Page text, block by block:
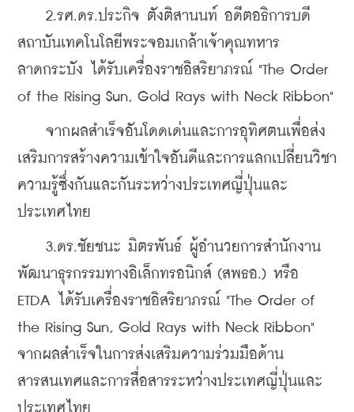
2.รศ.ดร.ประกิจ ตังติสานนท์ อดีตอธิการบดี
สถาบันเทคโนโลยีพระจอมเกล้าเจ้าคุณทหาร
ลาดกระบัง ได้รับเครื่องราชอิสริยาภรณ์ "The Order
of the Rising Sun, Gold Rays with Neck Ribbon"
จากผลสำเร็จอันโดดเด่นและการอุทิศตนเพื่อส่ง
เสริมการสร้างความเข้าใจอันดีและการแลกเปลี่ยนวิชา
ความรู้ซึ่งกันและกันระหว่างประเทศญี่ปุ่นและ
ประเทศไทย
3.ดร.ชัยชนะ มิตรพันธ์ ผู้อำนวยการสำนักงาน
พัฒนาธุรกรรมทางอิเล็กทรอนิกส์ (สพธอ.) หรือ
ETDA ได้รับเครื่องราชอิสริยาภรณ์ "The Order of
the Rising Sun, Gold Rays with Neck Ribbon"
จากผลสำเร็จในการส่งเสริมความร่วมมือด้าน
สารสนเทศและการสื่อสารระหว่างประเทศญี่ปุ่นและ
ประเทศไทย